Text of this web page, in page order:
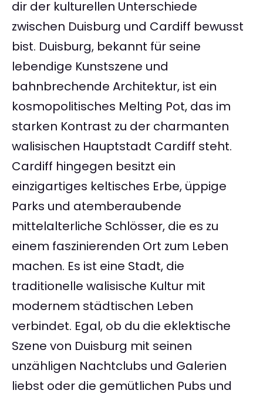
dir der kulturellen Unterschiede
zwischen Duisburg und Cardiff bewusst
bist. Duisburg, bekannt für seine
lebendige Kunstszene und
bahnbrechende Architektur, ist ein
kosmopolitisches Melting Pot, das im
starken Kontrast zu der charmanten
walisischen Hauptstadt Cardiff steht.
Cardiff hingegen besitzt ein
einzigartiges keltisches Erbe, üppige
Parks und atemberaubende
mittelalterliche Schlösser, die es zu
einem faszinierenden Ort zum Leben
machen. Es ist eine Stadt, die
traditionelle walisische Kultur mit
modernem städtischen Leben
verbindet. Egal, ob du die eklektische
Szene von Duisburg mit seinen
unzähligen Nachtclubs und Galerien
liebst oder die gemütlichen Pubs und